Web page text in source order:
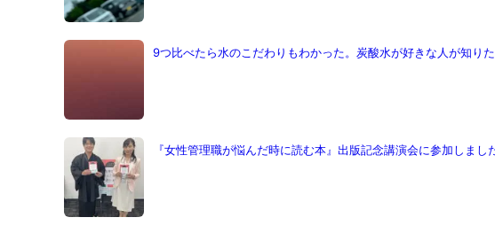
9つ比べたら水のこだわりもわかった。炭酸水が好きな人が知りた
『女性管理職が悩んだ時に読む本』出版記念講演会に参加しまし